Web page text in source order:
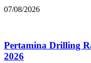
07/08/2026
Pertamina Drilling
2026